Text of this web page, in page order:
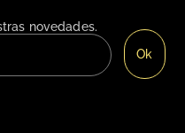
novedades.